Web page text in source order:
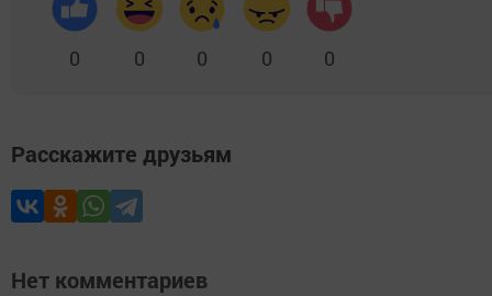
0 0 0 0 0
Расскажите друзьям
Нет комментариев